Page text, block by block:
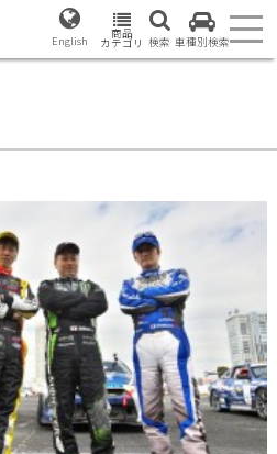
English 商品
カテゴリ 検索 車種別検索